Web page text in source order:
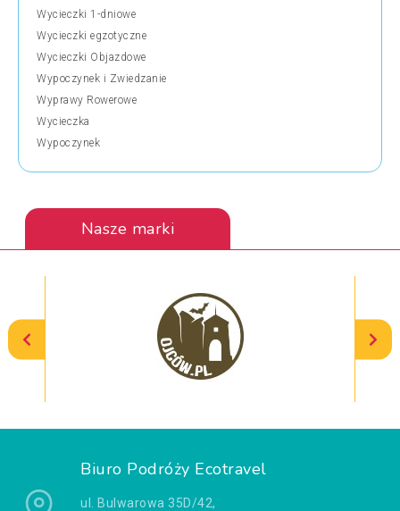
Wycieczki 1-dniowe
Wycieczki egzotyczne
Wycieczki Objazdowe
Wypoczynek i Zwiedzanie
Wyprawy Rowerowe
Wycieczka
Wypoczynek
Nasze marki
Biuro Podróży Ecotravel
ul. Bulwarowa 35D/42,